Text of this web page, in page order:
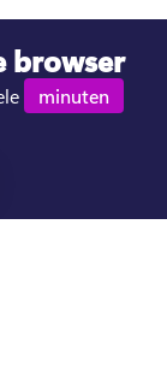
browser
minuten